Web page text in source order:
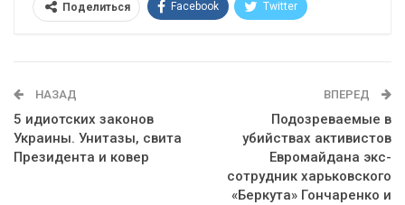
Поделиться Facebook Twitter
НАЗАД
5 идиотских законов
Украины. Унитазы, свита
Президента и ковер
ВПЕРЕД
Подозреваемые в
убийствах активистов
Евромайдана экс-
сотрудник харьковского
«Беркута» Гончаренко и